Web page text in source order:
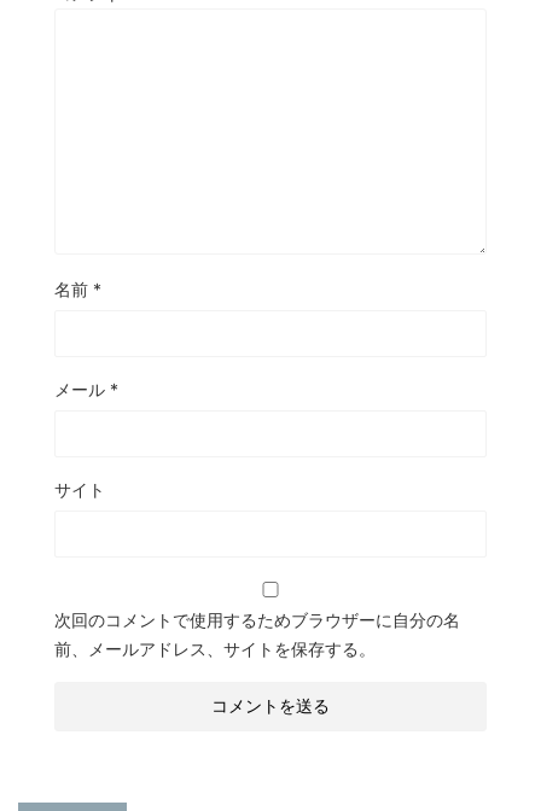
名前 *
メール *
サイト
次回のコメントで使用するためブラウザーに自分の名
前、メールアドレス、サイトを保存する。